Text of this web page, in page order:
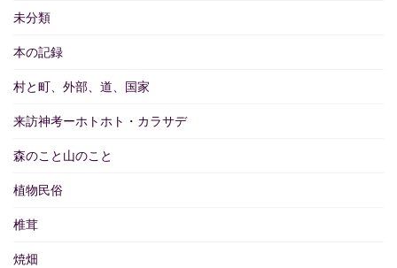
未分類
本の記録
村と町、外部、道、国家
来訪神考ーホトホト・カラサデ
森のこと山のこと
植物民俗
椎茸
焼畑